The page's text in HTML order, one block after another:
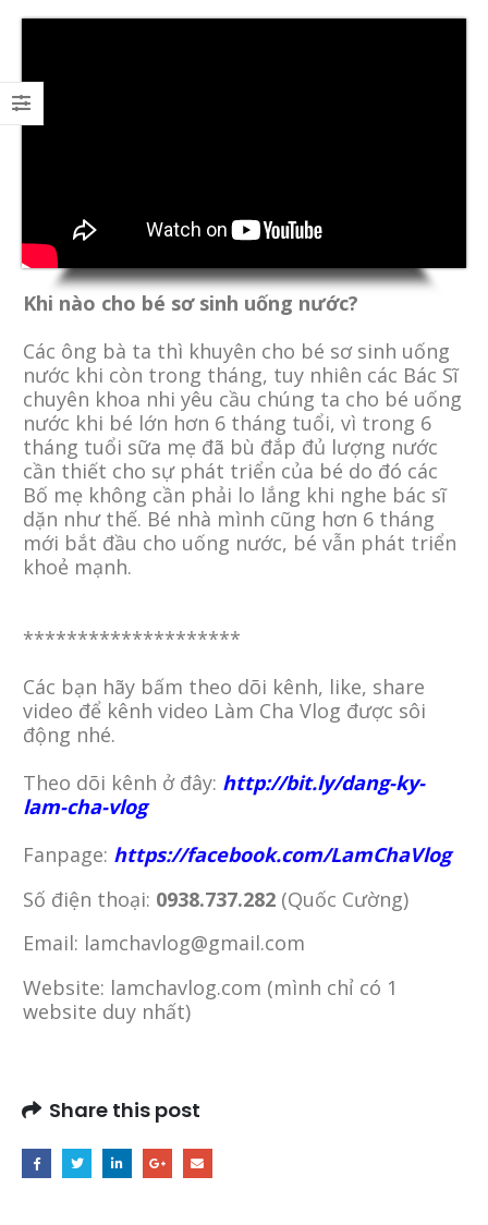
Khi nào cho bé sơ sinh uống nước?
Các ông bà ta thì khuyên cho bé sơ sinh uống
nước khi còn trong tháng, tuy nhiên các Bác Sĩ
chuyên khoa nhi yêu cầu chúng ta cho bé uống
nước khi bé lớn hơn 6 tháng tuổi, vì trong 6
tháng tuổi sữa mẹ đã bù đắp đủ lượng nước
cần thiết cho sự phát triển của bé do đó các
Bố mẹ không cần phải lo lắng khi nghe bác sĩ
dặn như thế. Bé nhà mình cũng hơn 6 tháng
mới bắt đầu cho uống nước, bé vẫn phát triển
khoẻ mạnh.
********************
Các bạn hãy bấm theo dõi kênh, like, share
video để kênh video Làm Cha Vlog được sôi
động nhé.
Theo dõi kênh ở đây: http://bit.ly/dang-ky-
lam-cha-vlog
Fanpage: https://facebook.com/LamChaVlog
Số điện thoại: 0938.737.282 (Quốc Cường)
Email: lamchavlog@gmail.com
Website: lamchavlog.com (mình chỉ có 1
website duy nhất)
Share this post